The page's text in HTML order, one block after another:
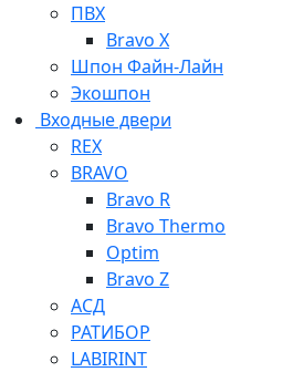
ПВХ
Bravo X
Шпон Файн-Лайн
Экошпон
Входные двери
REX
BRAVO
Bravo R
Bravo Thermo
Optim
Bravo Z
АСД
РАТИБОР
LABIRINT